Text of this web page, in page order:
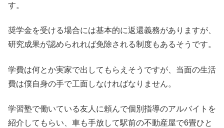
す。
奨学金を受ける場合には基本的に返還義務がありますが、
研究成果が認められれば免除される制度もあるそうです。
学費は何とか実家で出してもらえそうですが、当面の生活
費は僕自身の手で工面しなければなりません。
学習塾で働いている友人に頼んで個別指導のアルバイトを
紹介してもらい、車も手放して駅前の不動産屋で6畳ひと